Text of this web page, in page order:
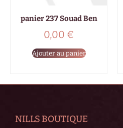
panier 237 Souad Ben
0,00 €
Ajouter au panier
NILLS BOUTIQUE